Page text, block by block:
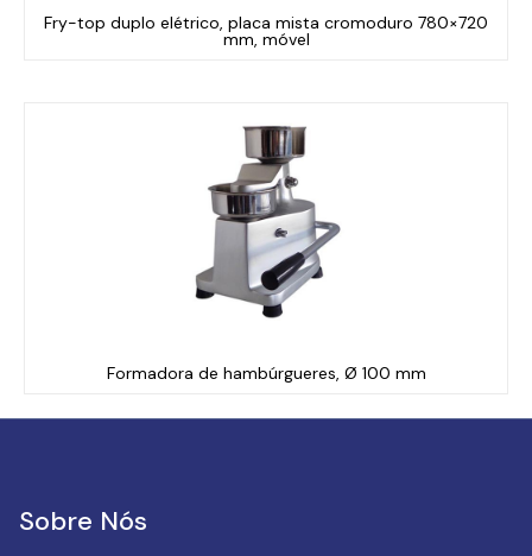
Fry-top duplo elétrico, placa mista cromoduro 780×720
mm, móvel
Formadora de hambúrgueres, Ø 100 mm
Sobre Nós